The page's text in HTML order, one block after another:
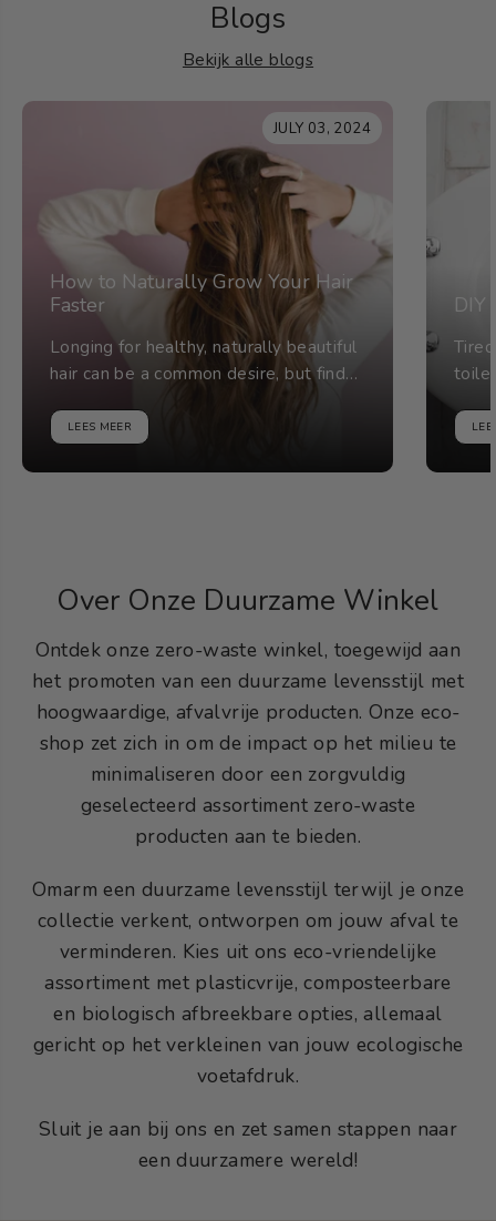
Blogs
Bekijk alle blogs
JULY 03, 2024
How to Naturally Grow Your Hair
Faster
Longing for healthy, naturally beautiful
hair can be a common desire, but find
the correct knowledge, methods and
products to...
LEES MEER
DIY
DIY
Over Onze Duurzame Winkel
Ontdek onze zero-waste winkel, toegewijd aan
het promoten van een duurzame levensstijl met
hoogwaardige, afvalvrije producten. Onze eco-
shop zet zich in om de impact op het milieu te
minimaliseren door een zorgvuldig
geselecteerd assortiment zero-waste
producten aan te bieden.
Omarm een duurzame levensstijl terwijl je onze
collectie verkent, ontworpen om jouw afval te
verminderen. Kies uit ons eco-vriendelijke
assortiment met plasticvrije, composteerbare
en biologisch afbreekbare opties, allemaal
gericht op het verkleinen van jouw ecologische
voetafdruk.
Sluit je aan bij ons en zet samen stappen naar
een duurzamere wereld!